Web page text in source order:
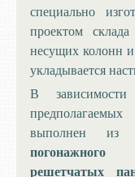
специально
проектом
несущих колонн и
укладывается
В
выполнен из
погонажного
решетчатых